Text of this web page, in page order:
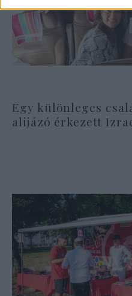
Egy különleges
alijázó érkezett